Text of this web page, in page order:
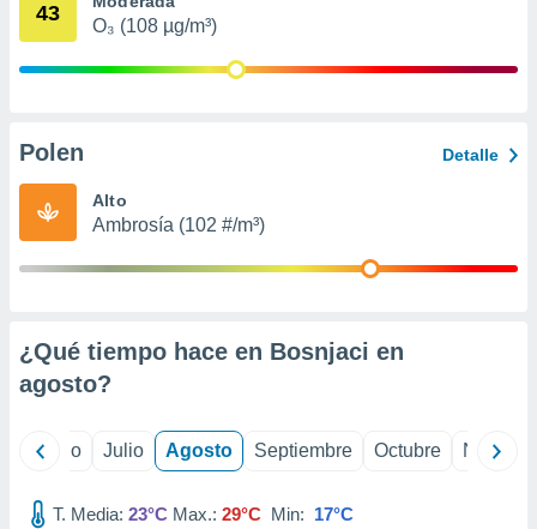
publicidad
de
1199
43
O₃ (108 µg/m³)
Polen Detalle
Alto
Ambrosía (102 #/m³)
¿Qué tiempo hace en Bosnjaci en
agosto?
Junio Julio Agosto Septiembre Octubre
T. Media: 23°C Max.: 29°C Min: 17°C